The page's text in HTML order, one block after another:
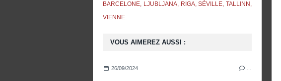
VOUS AIMEREZ AUSSI :
26/09/2024
BARCELONE, LJUBLJANA, RIGA, SÉVILLE, TALLINN,
VIENNE.